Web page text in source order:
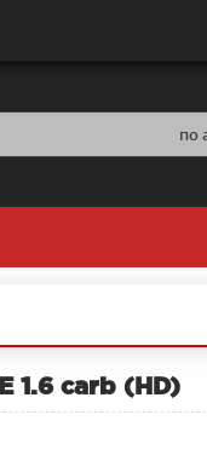
1.6 carb (HD)